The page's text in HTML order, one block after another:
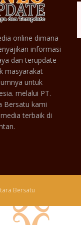
online dimana
informasi
dan terupdate
masyarakat
untuk
melalui PT.
Bersatu kami
terbaik di
Bersatu